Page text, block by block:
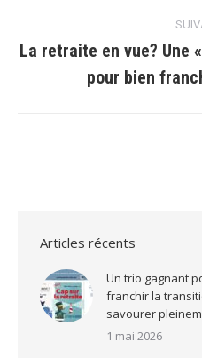
La retraite en vue? Une
pour bien
Articles récents
Un trio gagnant
franchir la
savourer
1 mai 2026